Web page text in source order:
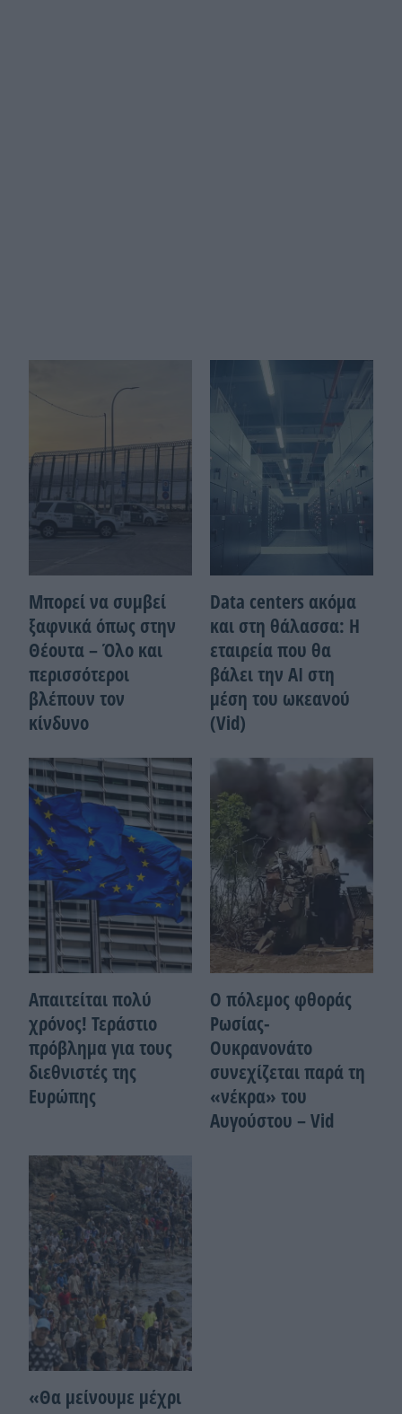
Μπορεί να συμβεί
ξαφνικά όπως στην
Θέουτα – Όλο και
περισσότεροι
βλέπουν τον
κίνδυνο
Data centers ακόμα
και στη θάλασσα: Η
εταιρεία που θα
βάλει την ΑΙ στη
μέση του ωκεανού
(Vid)
Απαιτείται πολύ
χρόνος! Τεράστιο
πρόβλημα για τους
διεθνιστές της
Ευρώπης
Ο πόλεμος φθοράς
Ρωσίας-
Ουκρανονάτο
συνεχίζεται παρά τη
«νέκρα» του
Αυγούστου – Vid
«Θα μείνουμε μέχρι